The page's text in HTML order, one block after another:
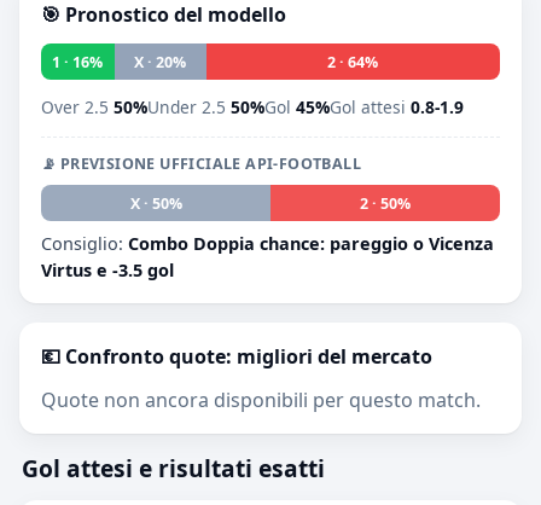
🎯 Pronostico del modello
1 · 16% X · 20% 2 · 64%
Over 2.5 50%Under 2.5 50%Gol 45%Gol attesi 0.8-1.9
📡 PREVISIONE UFFICIALE API-FOOTBALL
X · 50% 2 · 50%
Consiglio: Combo Doppia chance: pareggio o Vicenza
Virtus e -3.5 gol
💶 Confronto quote: migliori del mercato
Quote non ancora disponibili per questo match.
Gol attesi e risultati esatti